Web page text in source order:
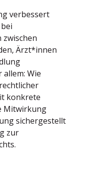
verbessert
Ärzt*innen
Wie
konkrete
Mitwirkung
sichergestellt
zur